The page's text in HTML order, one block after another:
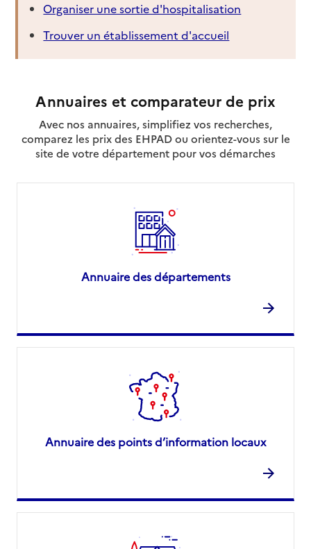
Organiser une sortie d'hospitalisation
Trouver un établissement d'accueil
Annuaires et comparateur de prix
Avec nos annuaires, simplifiez vos recherches,
comparez les prix des EHPAD ou orientez-vous sur le
site de votre département pour vos démarches
Annuaire des départements
Annuaire des points d’information locaux